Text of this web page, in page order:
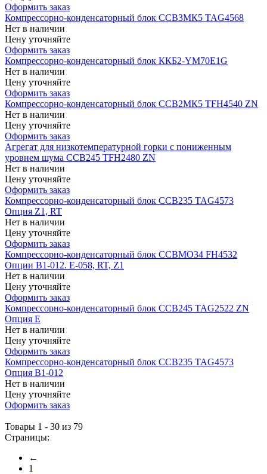
Оформить заказ
Компрессорно-конденсаторный блок CCB3МК5 TAG4568
Нет в наличии
Цену уточняйте
Оформить заказ
Компрессорно-конденсаторный блок ККБ2-YM70E1G
Нет в наличии
Цену уточняйте
Оформить заказ
Компрессорно-конденсаторный блок CCB2МК5 TFH4540 ZN
Нет в наличии
Цену уточняйте
Оформить заказ
Агрегат для низкотемпературной горки с пониженным
уровнем шума CCB245 TFH2480 ZN
Нет в наличии
Цену уточняйте
Оформить заказ
Компрессорно-конденсаторный блок CCB235 TAG4573
Опция Z1, RT
Нет в наличии
Цену уточняйте
Оформить заказ
Компрессорно-конденсаторный блок CCBMO34 FH4532
Опции B1-012. E-058, RT, Z1
Нет в наличии
Цену уточняйте
Оформить заказ
Компрессорно-конденсаторный блок CCB245 TAG2522 ZN
Опция Е
Нет в наличии
Цену уточняйте
Оформить заказ
Компрессорно-конденсаторный блок CCB235 TAG4573
Опция B1-012
Нет в наличии
Цену уточняйте
Оформить заказ
Товары 1 - 30 из 79
Страницы:
←
1